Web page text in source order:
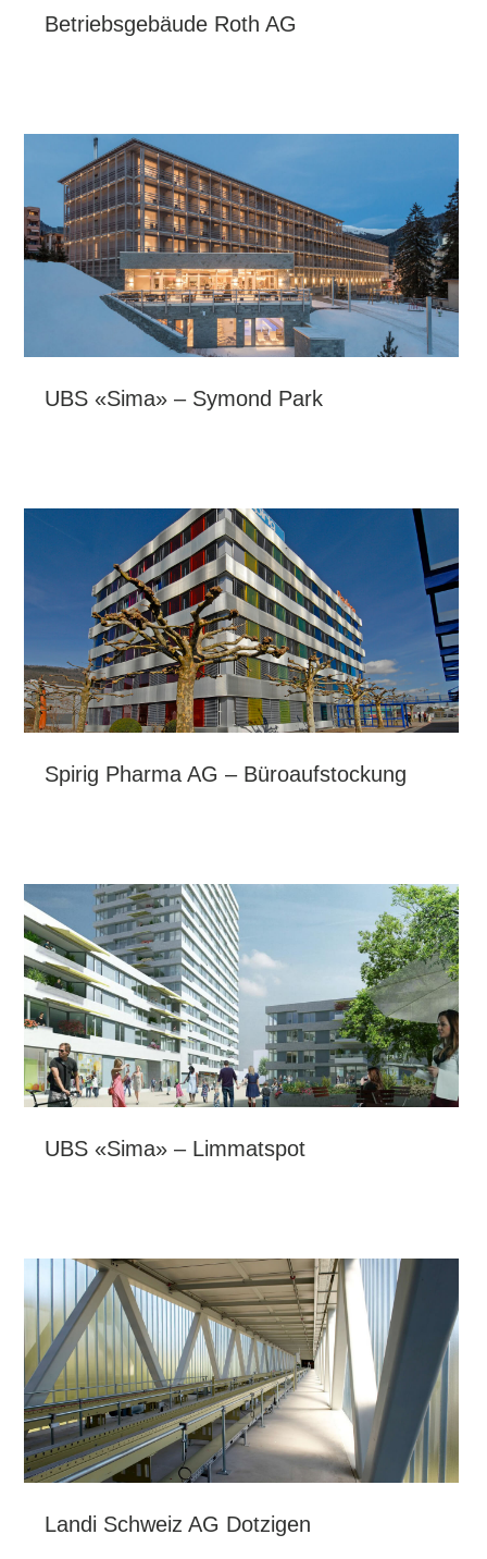
Betriebsgebäude Roth AG
UBS «Sima» – Symond Park
Spirig Pharma AG – Büroaufstockung
UBS «Sima» – Limmatspot
Landi Schweiz AG Dotzigen